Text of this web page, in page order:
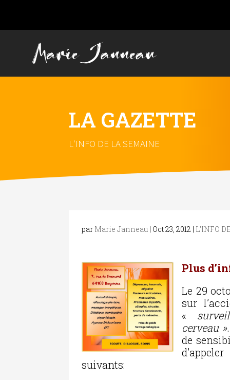
LA GAZETTE
L'INFO DE LA SEMAINE
par Marie Janneau | Oct 23, 2012 | L'INFO
Plus
Le 29
sur
«
cerveau »
de
suivants: